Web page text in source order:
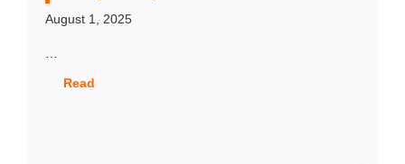
August 1, 2025
…
Read